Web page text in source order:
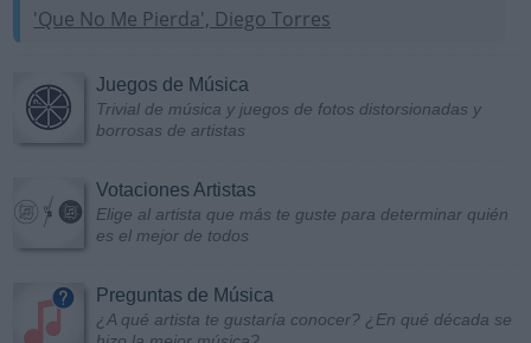
'Que No Me Pierda', Diego Torres
Juegos de Música
Trivial de música y juegos de fotos distorsionadas y
borrosas de artistas
Votaciones Artistas
Elige al artista que más te guste para determinar quién
es el mejor de todos
Preguntas de Música
¿A qué artista te gustaría conocer? ¿En qué década se